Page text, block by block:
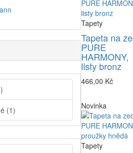
(1)
Tapety
Tapeta na
PURE
HARMONY,
listy bronz
466,00 Kč
Novinka
Tapety